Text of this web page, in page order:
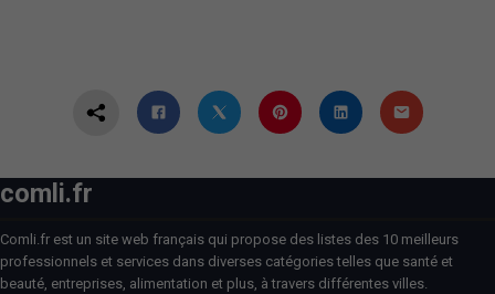
comli.fr
Comli.fr est un site web français qui propose des listes des 10 meilleurs
professionnels et services dans diverses catégories telles que santé et
beauté, entreprises, alimentation et plus, à travers différentes villes.